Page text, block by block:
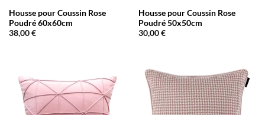
Housse pour Coussin Rose
Poudré 60x60cm
38,00€
Housse pour Coussin Rose
Poudré 50x50cm
30,00€